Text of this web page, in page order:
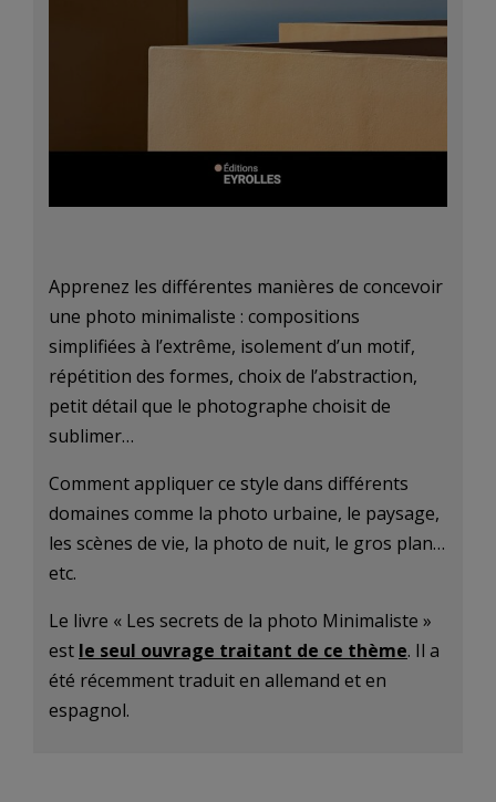
Apprenez les différentes manières de concevoir
une photo minimaliste : compositions
simplifiées à l’extrême, isolement d’un motif,
répétition des formes, choix de l’abstraction,
petit détail que le photographe choisit de
sublimer…
Comment appliquer ce style dans différents
domaines comme la photo urbaine, le paysage,
les scènes de vie, la photo de nuit, le gros plan…
etc.
Le livre « Les secrets de la photo Minimaliste »
est le seul ouvrage traitant de ce thème. Il a
été récemment traduit en allemand et en
espagnol.